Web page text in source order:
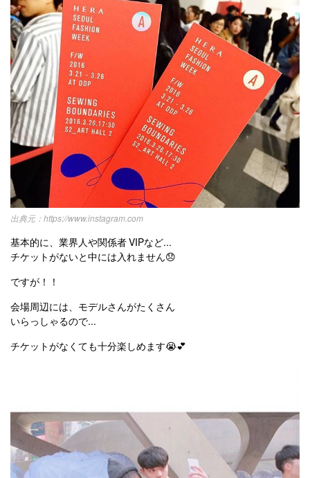
https://www.instagram.com
基本的に、業界人や関係者 VIPなど...
チケットがないと中には入れません😞
ですが！！
会場周辺には、モデルさんがたくさん
いらっしゃるので...
チケットがなくても十分楽しめます😭💕